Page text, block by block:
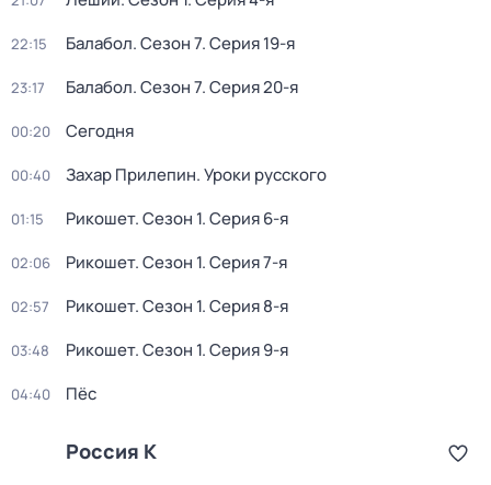
22:15 Балабол. Сезон 7. Серия 19-я
23:17 Балабол. Сезон 7. Серия 20-я
00:20 Сегодня
00:40 Захар Прилепин. Уроки русского
01:15 Рикошет. Сезон 1. Серия 6-я
02:06 Рикошет. Сезон 1. Серия 7-я
02:57 Рикошет. Сезон 1. Серия 8-я
03:48 Рикошет. Сезон 1. Серия 9-я
04:40 Пёс
Россия К